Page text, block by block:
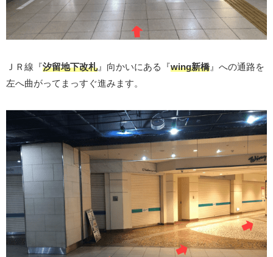
ＪＲ線『汐留地下改札』向かいにある『wing新橋』への通路を
左へ曲がってまっすぐ進みます。